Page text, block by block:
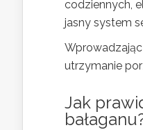
codziennych,
jasny system
utrzymanie
Jak